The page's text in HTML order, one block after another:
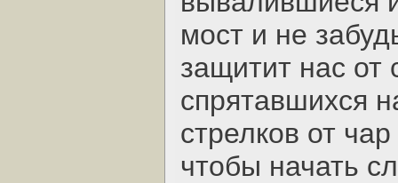
мост и не
защитит нас от
спрятавшихся
стрелков от
чтобы начать